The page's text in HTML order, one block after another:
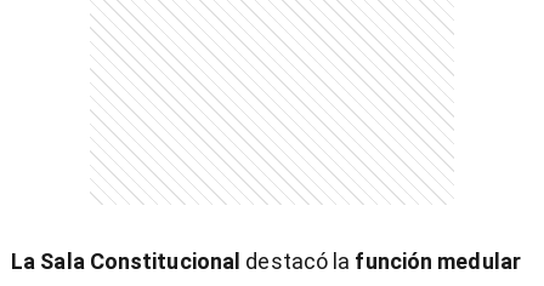
La Sala Constitucional destacó la función medular